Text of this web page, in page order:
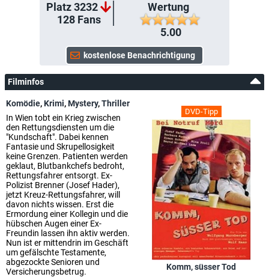
Platz 3232
128Fans
Wertung
5.00
Filminfos
DVD-Tipp
Komm, süsser Tod
Komödie,Krimi,Mystery,Thriller
In Wien tobt ein Krieg zwischen
den Rettungsdiensten um die
"Kundschaft". Dabei kennen
Fantasie und Skrupellosigkeit
keine Grenzen. Patienten werden
geklaut, Blutbankchefs bedroht,
Rettungsfahrer entsorgt. Ex-
Polizist Brenner (Josef Hader),
jetzt Kreuz-Rettungsfahrer, will
davon nichts wissen. Erst die
Ermordung einer Kollegin und die
hübschen Augen einer Ex-
Freundin lassen ihn aktiv werden.
Nun ist er mittendrin im Geschäft
um gefälschte Testamente,
abgezockte Senioren und
Versicherungsbetrug.